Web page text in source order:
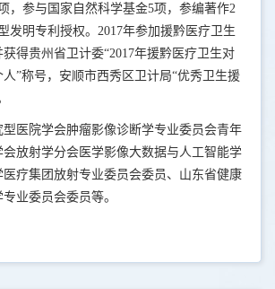
，参与国家自然科学基金5项，参编著作2
发明专利授权。 2017年参加援黔医疗卫生
得贵州省卫计委“2017年援黔医疗卫生对
”称号，安顺市西秀区卫计局“优秀卫生援
型医院学会肿瘤影像诊断学专业委员会青年
放射学分会医学影像大数据与人工智能学
疗集团放射专业委员会委员、山东省健康
业委员会委员等。